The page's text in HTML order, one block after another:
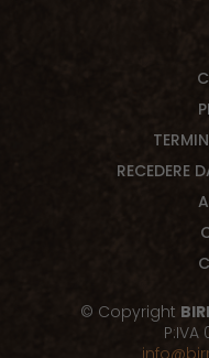
RECEDERE
© Copyright